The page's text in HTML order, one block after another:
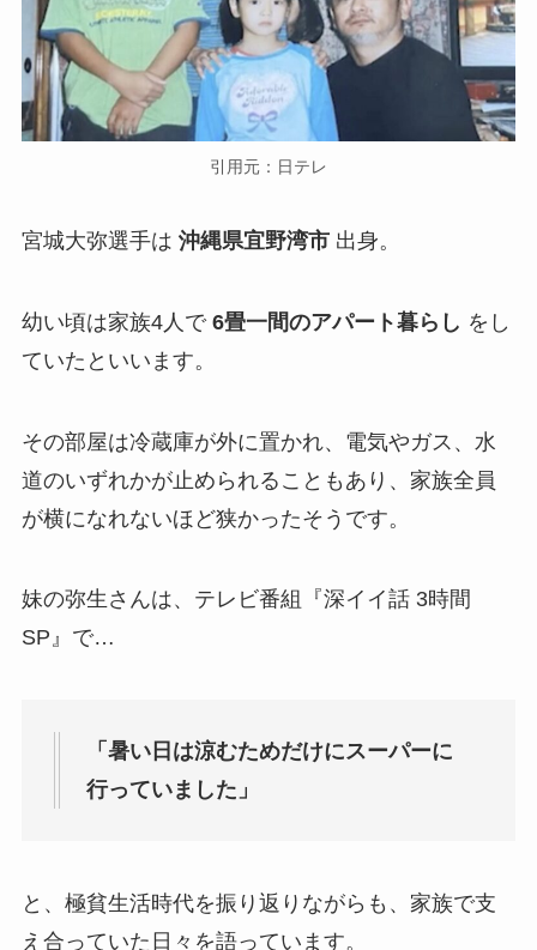
引用元：日テレ
宮城大弥選手は 沖縄県宜野湾市出身。
幼い頃は家族4人で 6畳一間のアパート暮らし をし
ていたといいます。
その部屋は冷蔵庫が外に置かれ、電気やガス、水
道のいずれかが止められることもあり、家族全員
が横になれないほど狭かったそうです。
妹の弥生さんは、テレビ番組『深イイ話 3時間
SP』で…
「暑い日は涼むためだけにスーパーに
行っていました」
と、極貧生活時代を振り返りながらも、家族で支
え合っていた日々を語っています。